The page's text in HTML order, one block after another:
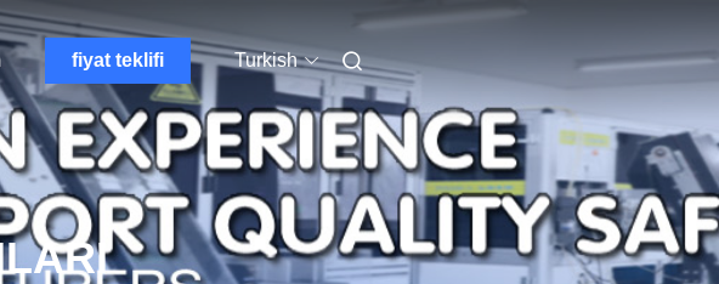
fiyat teklifi Turkish